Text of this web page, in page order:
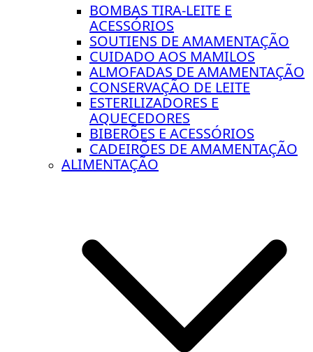
BOMBAS TIRA-LEITE E
ACESSÓRIOS
SOUTIENS DE AMAMENTAÇÃO
CUIDADO AOS MAMILOS
ALMOFADAS DE AMAMENTAÇÃO
CONSERVAÇÃO DE LEITE
ESTERILIZADORES E
AQUECEDORES
BIBERÕES E ACESSÓRIOS
CADEIRÕES DE AMAMENTAÇÃO
ALIMENTAÇÃO